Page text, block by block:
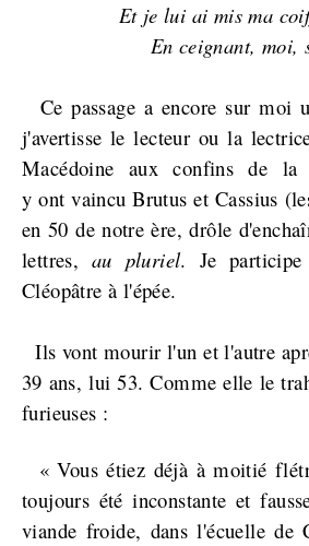
Et je lui ai mis ma
En ceignant, moi,
Ce passage a encore sur
j'avertisse le lecteur ou la
Macédoine aux confins de la
y ont vaincu Brutus et Cassius
en 50 de notre ère, drôle
lettres, au pluriel. Je
Cléopâtre à l'épée.
Ils vont mourir l'un et l'autre
39 ans, lui 53. Comme elle le
furieuses :
« Vous étiez déjà à moitié
toujours été inconstante et
viande froide, dans l'écuelle de